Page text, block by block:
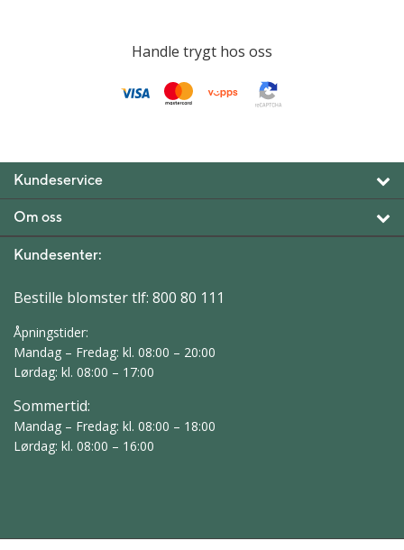
Handle trygt hos oss
Kundeservice
Om oss
Kundesenter:
Bestille blomster tlf: 800 80 111
Åpningstider:
Mandag – Fredag: kl. 08:00 – 20:00
Lørdag: kl. 08:00 – 17:00
Sommertid:
Mandag – Fredag: kl. 08:00 – 18:00
Lørdag: kl. 08:00 – 16:00